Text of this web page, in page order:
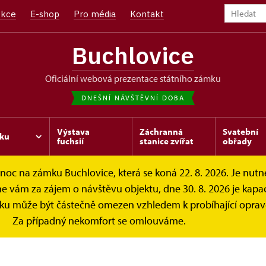
E-shop Pro média Kontakt
Buchlovice
oficiální webová prezentace státního zámku
DNEŠNÍ NÁVŠTĚVNÍ DOBA
Výstava
fuchsií
Záchranná
stanice zvířat
Svatební
obřady
na zámku Buchlovice, která se koná 22. 8. 2026. Je
za zájem o návštěvu objektu, dne 30. 8. 2026 je
může být částečně omezen vzhledem k probíhající
Za případný nekomfort se omlouváme.